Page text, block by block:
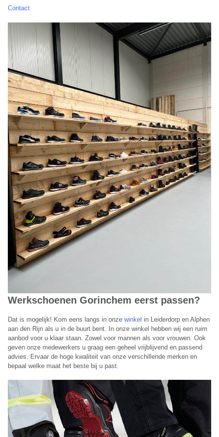
Contact
Werkschoenen Gorinchem eerst passen?
Dat is mogelijk! Kom eens langs in onze winkel in Leiderdorp en Alphen
aan den Rijn als u in de buurt bent. In onze winkel hebben wij een ruim
aanbod voor u klaar staan. Zowel voor mannen als voor vrouwen. Ook
geven onze medewerkers u graag een geheel vrijblijvend en passend
advies. Ervaar de hoge kwaliteit van onze verschillende merken en
bepaal welke maat het beste bij u past.